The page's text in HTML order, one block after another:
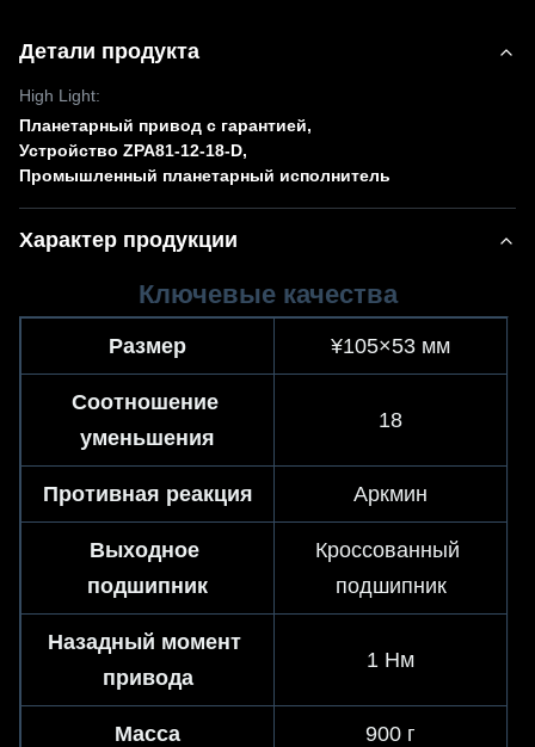
Детали продукта
High Light:
Планетарный привод с гарантией,
Устройство ZPA81-12-18-D,
Промышленный планетарный исполнитель
Характер продукции
Ключевые качества
Размер ¥105×53 мм
Соотношение
уменьшения
18
Противная реакция Аркмин
Выходное
подшипник
Кроссованный
подшипник
Назадный момент
привода
1 Нм
Масса 900 г